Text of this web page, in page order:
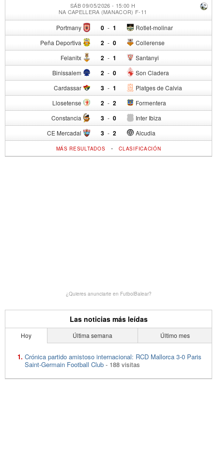
SÁB 09/05/2026 - 15:00 H
NA CAPELLERA (MANACOR) F-11
Portmany 0 - Rotlet-molinar
1
Peña Deportiva 2 - Collerense
0
Felanitx 2 - Santanyi
1
Binissalem 2 - Son Cladera
0
Cardassar 3 - Platges de Calvia
1
Llosetense 2 - Formentera
2
Constancia 3 - Inter Ibiza
0
CE Mercadal 3 - Alcudia
2
MÁS RESULTADOS -CLASIFICACIÓN
¿Quieres anunciarte en FutbolBalear?
Las noticias más leídas
Hoy Última semana Último mes
Crónica partido amistoso internacional: RCD Mallorca 3-0 Paris
Saint-Germain Football Club - 188 visitas